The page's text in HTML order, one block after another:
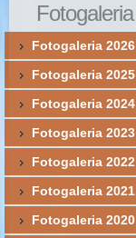
Fotogaleria
Fotogaleria 2026
Fotogaleria 2025
Fotogaleria 2024
Fotogaleria 2023
Fotogaleria 2022
Fotogaleria 2021
Fotogaleria 2020